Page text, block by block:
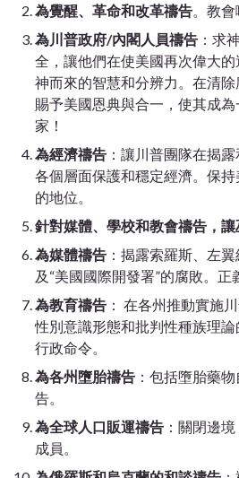
為覺醒、革命和改革禱告 。教
為川普政府/內閣人員禱告 ：求
全，讓他們在使美國再次偉大
神而來的智慧和分辨力。在清
賜予美國恩典與合一，使其成
家！
為經濟禱告 ：讓川普團隊在揭
各個層面保護和穩定經濟。保
的地位。
針對媒體、學校和教會禱告，
為媒體禱告 ：揭露索羅斯、左
及“美國國際開發署”的腐敗。正
為教育禱告 ： 在各州推動實施
性別意識形態和批判性種族理
行政命令。
為各州墮胎禱告 ：包括墮胎藥
告。
為全球人口販運禱告 ：關閉邊
成員。